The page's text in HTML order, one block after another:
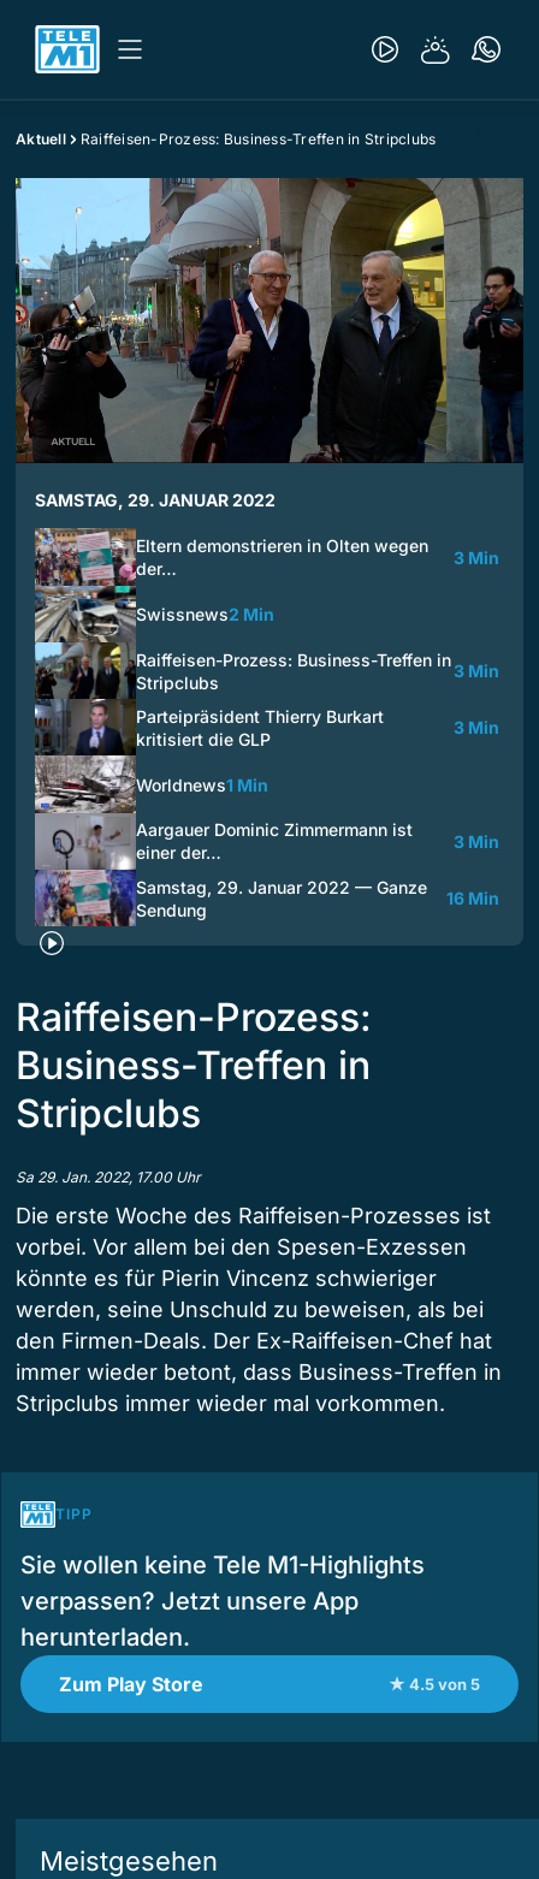
Aktuell Raiffeisen-Prozess: Business-Treffen in Stripclubs
SAMSTAG, 29. JANUAR 2022
Eltern demonstrieren in Olten wegen
der…
3 Min
Swissnews2 Min
Raiffeisen-Prozess: Business-Treffen in
Stripclubs
3 Min
Parteipräsident Thierry Burkart
kritisiert die GLP
3 Min
Worldnews1 Min
Aargauer Dominic Zimmermann ist
einer der…
3 Min
Samstag, 29. Januar 2022 — Ganze
Sendung
16 Min
Raiffeisen-Prozess:
Business-Treffen in
Stripclubs
Sa 29. Jan. 2022, 17.00 Uhr
Die erste Woche des Raiffeisen-Prozesses ist
vorbei. Vor allem bei den Spesen-Exzessen
könnte es für Pierin Vincenz schwieriger
werden, seine Unschuld zu beweisen, als bei
den Firmen-Deals. Der Ex-Raiffeisen-Chef hat
immer wieder betont, dass Business-Treffen in
Stripclubs immer wieder mal vorkommen.
TIPP
Sie wollen keine Tele M1-Highlights
verpassen? Jetzt unsere App
herunterladen.
Zum Play Store ★ 4.5 von 5
Meistgesehen